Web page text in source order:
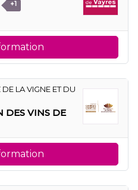
+1
LA VIGNE ET DU
DES VINS DE